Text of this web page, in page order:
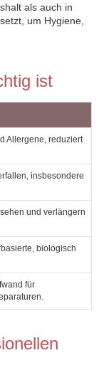
als auch in
um Hygiene,
ist
Allergene, reduziert
insbesondere
und verlängern
biologisch
für